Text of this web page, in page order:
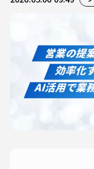
AI導入支援
課題解決
制作実績
料金表
企業案内
会社概要
運営サービス